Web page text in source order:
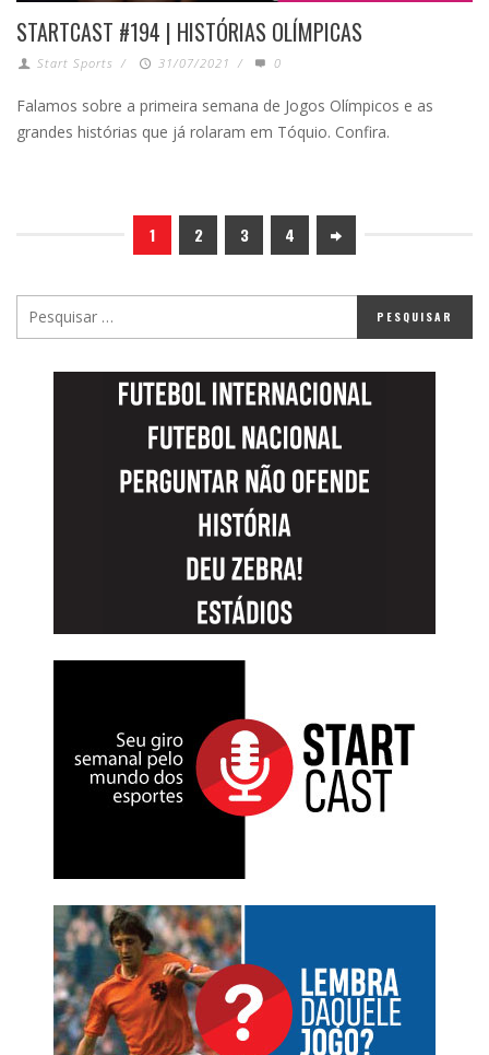
STARTCAST #194 | HISTÓRIAS OLÍMPICAS
Start Sports / 31/07/2021 / 0
Falamos sobre a primeira semana de Jogos Olímpicos e as
grandes histórias que já rolaram em Tóquio. Confira.
1 2 3 4